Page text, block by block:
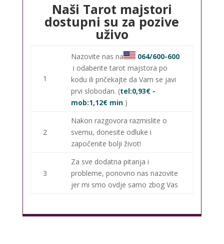
Naši Tarot majstori
dostupni su za pozive
uživo
1
Nazovite nas na
064/600-600
i odaberite tarot majstora po
kodu ili pričekajte da Vam se javi
prvi slobodan. (tel:0,93€ -
mob:1,12€ min )
2
Nakon razgovora razmislite o
svemu, donesite odluke i
započenite bolji život!
3
Za sve dodatna pitanja i
probleme, ponovno nas nazovite
jer mi smo ovdje samo zbog Vas